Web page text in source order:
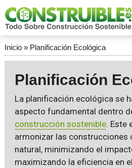
Inicio» Planificación Ecológica
Planificación
La planificación ecológica se
aspecto fundamental dentro
construcción sostenible. Este
armonizar las construcciones
natural, minimizando el
maximizando la eficiencia en